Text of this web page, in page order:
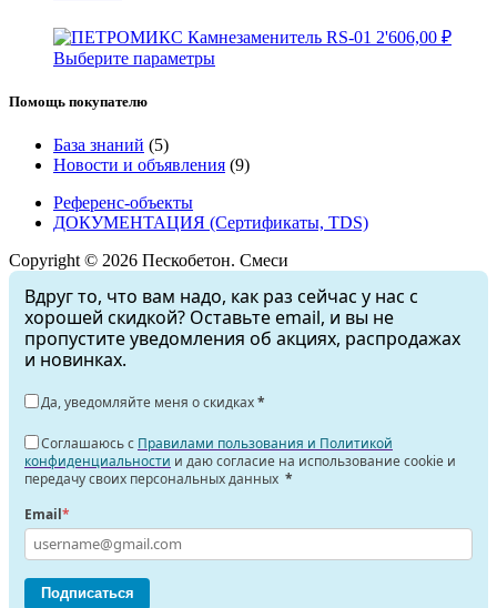
2'606,00 ₽
Выберите параметры
Помощь покупателю
База знаний (5)
Новости и объявления (9)
Референс-объекты
ДОКУМЕНТАЦИЯ (Сертификаты, TDS)
Copyright © 2026 Пескобетон. Смеси
Вдруг то, что вам надо, как раз сейчас у нас с
хорошей скидкой? Оставьте email, и вы не
пропустите уведомления об акциях, распродажах
и новинках.
Да, уведомляйте меня о скидках*
Соглашаюсь с Правилами пользования и Политикой
конфиденциальности и даю согласие на использование cookie и
передачу своих персональных данных *
Email*
Подписаться